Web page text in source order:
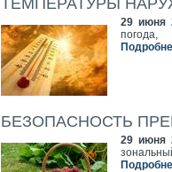
ТЕМПЕРАТУРЫ
29 июня
погода,
БЕЗОПАСНОСТЬ
29 июня